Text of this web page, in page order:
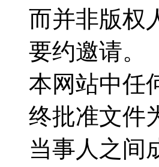
而并非版权
要约邀请。
本网站中任
终批准文件
当事人之间